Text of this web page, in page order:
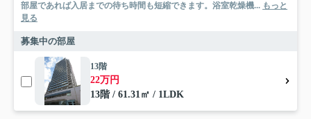
部屋であれば入居までの待ち時間も短縮できます。浴室乾燥機... もっと
見る
募集中の部屋
13階
22万円
13階 / 61.31㎡ / 1LDK